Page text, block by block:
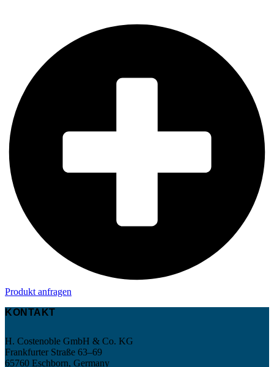
Produkt anfragen
KONTAKT
H. Costenoble GmbH & Co. KG
Frankfurter Straße 63–69
65760 Eschborn, Germany